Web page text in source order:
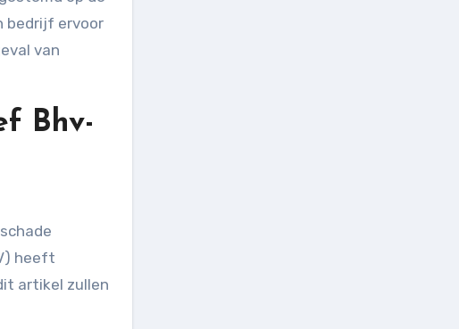
bedrijf ervoor
van
Bhv-
heeft
artikel zullen